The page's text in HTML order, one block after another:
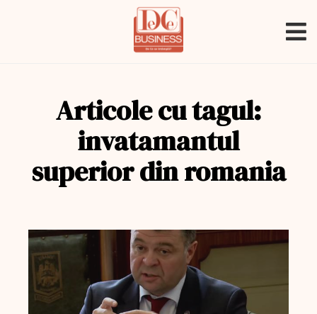
Articole cu tagul:
invatamantul
superior din romania